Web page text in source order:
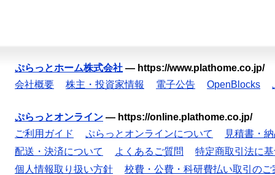
ぷらっとホーム株式会社 — https://www.plathome.co.jp/
会社概要
株主・投資家情報 電子公告 OpenBlocks
ぷらっとオンライン — https://online.plathome.co.jp/
ご利用ガイド
ぷらっとオンラインについて
見積書・
配送・決済について
よくあるご質問
特定商取引法に
個人情報取り扱い方針
校費・公費・科研費払い取引のご